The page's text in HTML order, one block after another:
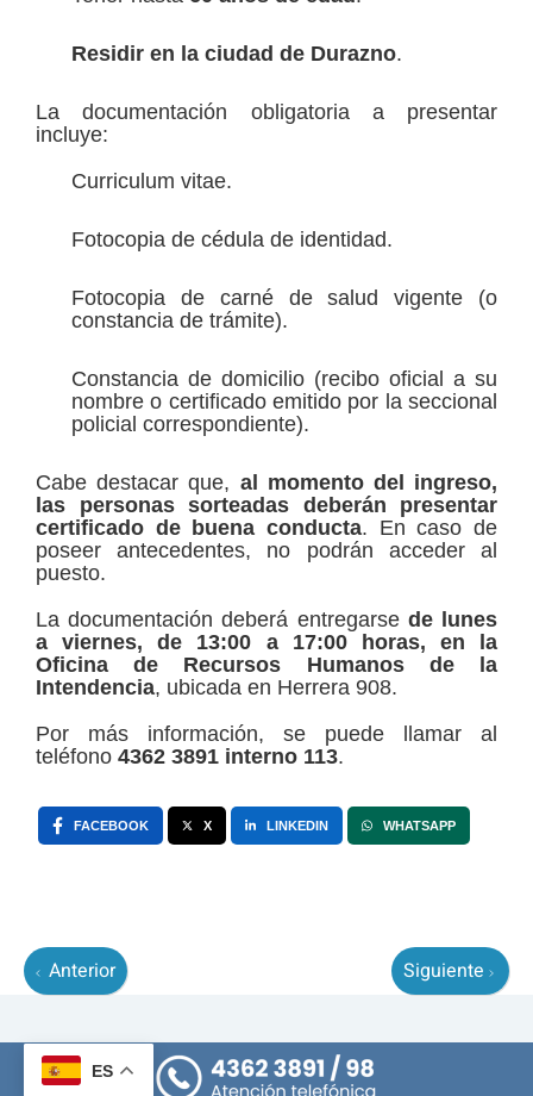
ES
Residir en la ciudad de Durazno.
La documentación obligatoria a presentar
incluye:
Curriculum vitae.
Fotocopia de cédula de identidad.
Fotocopia de carné de salud vigente (o
constancia de trámite).
Constancia de domicilio (recibo oficial a su
nombre o certificado emitido por la seccional
policial correspondiente).
Cabe destacar que, al momento del ingreso,
las personas sorteadas deberán presentar
certificado de buena conducta. En caso de
poseer antecedentes, no podrán acceder al
puesto.
La documentación deberá entregarse de lunes
a viernes, de 13:00 a 17:00 horas, en la
Oficina de Recursos Humanos de la
Intendencia, ubicada en Herrera 908.
Por más información, se puede llamar al
teléfono 4362 3891 interno 113.
FACEBOOK X LINKEDIN WHATSAPP
Anterior Siguiente